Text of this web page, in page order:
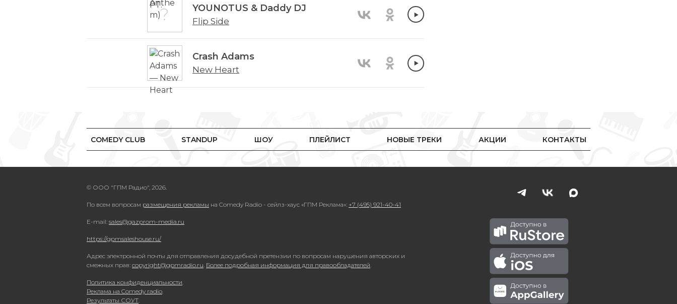
YOUNOTUS & Daddy DJ
Flip Side
Crash Adams
New Heart
COMEDY CLUB STANDUP ШОУ ПЛЕЙЛИСТ НОВЫЕ ТРЕКИ АКЦИИ КОНТАКТЫ
© ООО "ГПМ Радио", 2026.
По всем вопросам размещения рекламы на Comedy Radio - сейлз-хаус «ГПМ Реклама»: +7 (495) 921-40-41
E-mail: sales@gazprom-media.ru
https://gpmsaleshouse.ru/
Адрес электронной почты для отправления досудебной претензии по вопросам нарушения авторских и
смежных прав: copyright@gpmradio.ru. Более подробная информация для правообладателей.
Политика конфиденциальности.
Реклама на Comedy radio.
Результаты СОУТ.